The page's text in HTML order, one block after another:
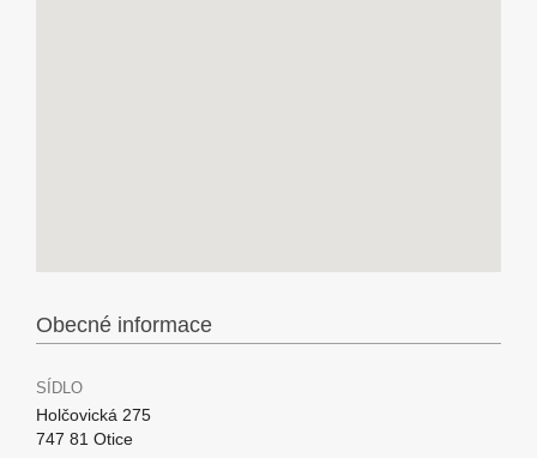
Obecné informace
SÍDLO
Holčovická 275
747 81 Otice